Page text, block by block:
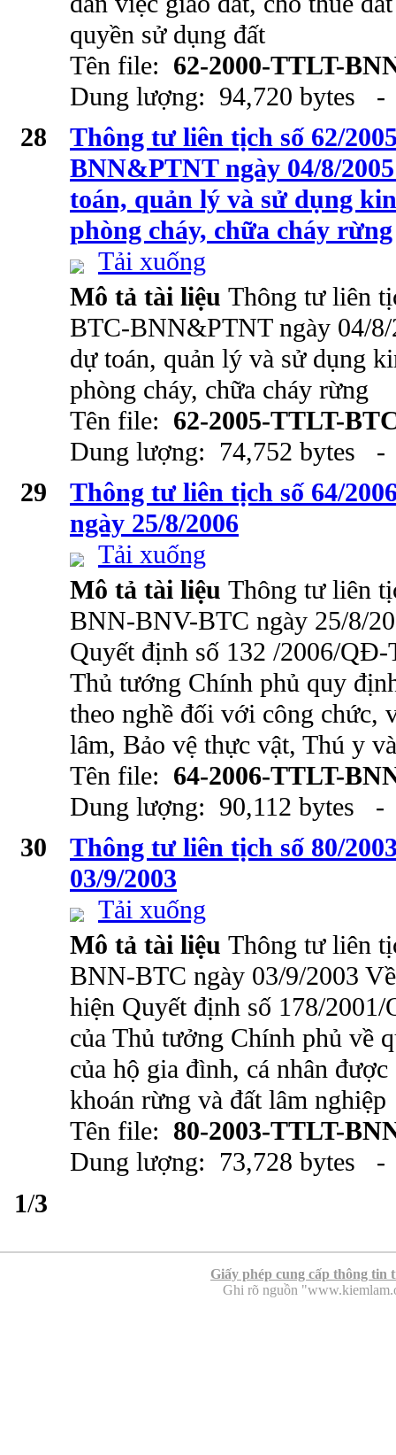
quyền sử dụng đất
Tên file: 62-2000-TTLT-
Dung lượng: 94,720 bytes
28
Thông tư liên tịch số 62/
BNN&PTNT ngày 04/8/
toán, quản lý và sử dụng
phòng cháy, chữa cháy rừng
Tải xuống
Mô tả tài liệu Thông tư liên
BTC-BNN&PTNT ngày 04/
dự toán, quản lý và sử dụng
phòng cháy, chữa cháy rừng
Tên file: 62-2005-TTLT-
Dung lượng: 74,752 bytes
29
Thông tư liên tịch số 64/
ngày 25/8/2006
Tải xuống
Mô tả tài liệu Thông tư liên
BNN-BNV-BTC ngày 25/8/
Quyết định số 132 /2006/QĐ-
Thủ tướng Chính phủ quy
theo nghề đối với công chức,
lâm, Bảo vệ thực vật, Thú y
Tên file: 64-2006-TTLT-
Dung lượng: 90,112 bytes
30
Thông tư liên tịch số 80/
03/9/2003
Tải xuống
Mô tả tài liệu Thông tư liên
BNN-BTC ngày 03/9/2003
hiện Quyết định số 178/
của Thủ tưởng Chính phủ về
của hộ gia đình, cá nhân
khoán rừng và đất lâm nghiệp
Tên file: 80-2003-TTLT-
Dung lượng: 73,728 bytes
1/3
Giấy phép cung cấp thông tin
Ghi rõ nguồn